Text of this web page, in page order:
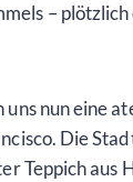
–
uns nun eine
Die
Teppich aus